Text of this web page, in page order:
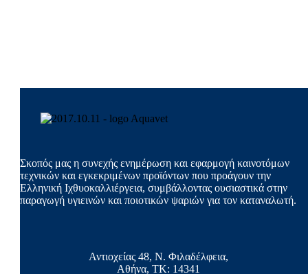
Σκοπός μας η συνεχής ενημέρωση και εφαρμογή καινοτόμων
τεχνικών και εγκεκριμένων προϊόντων που προάγουν την
Ελληνική Ιχθυοκαλλιέργεια, συμβάλλοντας ουσιαστικά στην
παραγωγή υγιεινών και ποιοτικών ψαριών για τον καταναλωτή.
Αντιοχείας 48, Ν. Φιλαδέλφεια,
Αθήνα, ΤΚ: 14341